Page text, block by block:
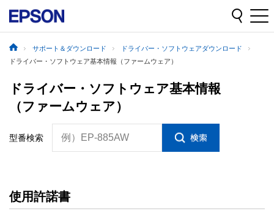
サポート＆ダウンロード
ドライバー・ソフトウェアダウンロード
ドライバー・ソフトウェア基本情報（ファームウェア）
ドライバー・ソフトウェア基本情報
（ファームウェア）
型番検索 例）EP-885AW
使用許諾書